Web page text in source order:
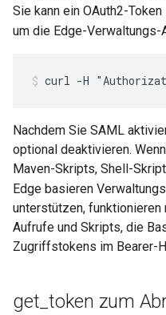
Sie kann ein OAuth2-Token
um die Edge-Verwaltungs-
curl -H
Nachdem Sie SAML
optional deaktivieren.
Maven-Skripts, Shell-
Edge basieren
unterstützen, funktionieren
Aufrufe und Skripts, die
Zugriffstokens im Bearer-
get _token zum